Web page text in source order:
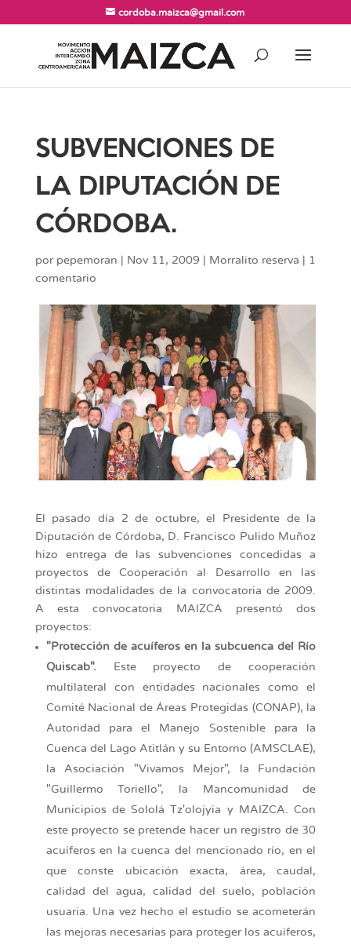
cordoba.maizca@gmail.com
SUBVENCIONES DE
LA DIPUTACIÓN DE
CÓRDOBA.
por pepemoran Nov 11, 2009 Morralito reserva
1
comentario
El pasado día 2 de octubre, el Presidente de la
Diputación de Córdoba, D. Francisco Pulido Muñoz
hizo entrega de las subvenciones concedidas a
proyectos de Cooperación al Desarrollo en las
distintas modalidades de la convocatoria de 2009.
A esta convocatoria MAIZCA presentó dos
proyectos:
"Protección de acuíferos en la subcuenca del Río
Quiscab". Este proyecto de cooperación
multilateral con entidades nacionales como el
Comité Nacional de Áreas Protegidas (CONAP), la
Autoridad para el Manejo Sostenible para la
Cuenca del Lago Atitlán y su Entorno (AMSCLAE),
la Asociación "Vivamos Mejor", la Fundación
"Guillermo Toriello", la Mancomunidad de
Municipios de Sololá Tz'olojyia y MAIZCA. Con
este proyecto se pretende hacer un registro de 30
acuíferos en la cuenca del mencionado río, en el
que conste ubicación exacta, área, caudal,
calidad del agua, calidad del suelo, población
usuaria. Una vez hecho el estudio se acometerán
las mejoras necesarias para proteger los acuíferos,